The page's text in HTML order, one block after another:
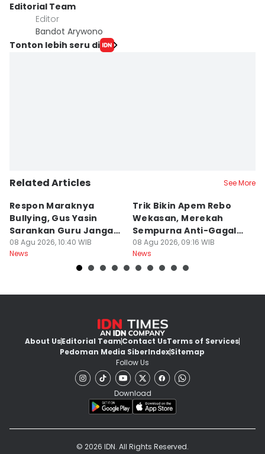
Editorial Team
Editor
Bandot Arywono
Tonton lebih seru di
Related Articles See More
Respon Maraknya
Bullying, Gus Yasin
Sarankan Guru Jangan
Bebani Siswa
08 Agu 2026, 10:40 WIB
News
Trik Bikin Apem Rebo
Wekasan, Merekah
Sempurna Anti-Gagal
Pakai Cetakan
Rumahan
08 Agu 2026, 09:16 WIB
News
About UsEditorial TeamContact UsTerms of Services
Pedoman Media SiberIndexSitemap
Follow Us
Download
© 2026 IDN. All Rights Reserved.